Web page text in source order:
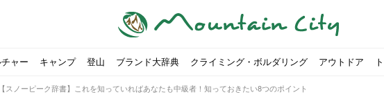
ャー キャンプ 登山 ブランド大辞典 クライミング・ボルダリング アウトドア
【スノーピーク辞書】これを知っていればあなたも中級者！知っておきたい8つのポイント